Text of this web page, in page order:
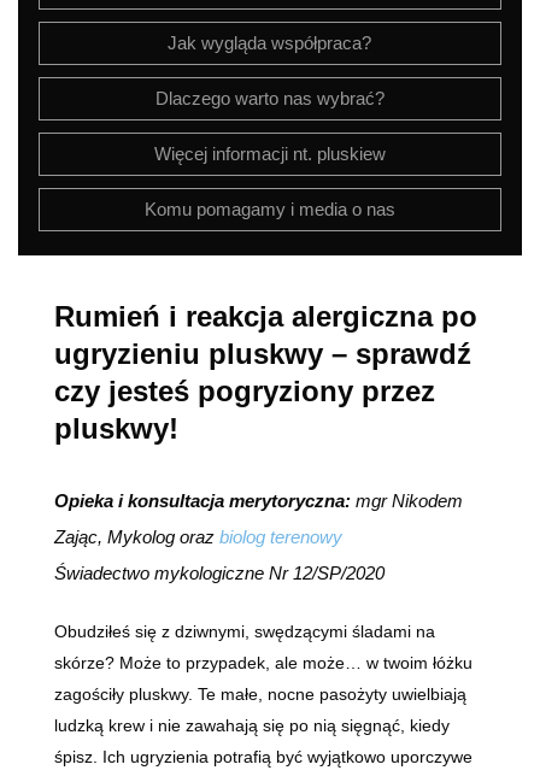
Jak wygląda współpraca?
Dlaczego warto nas wybrać?
Więcej informacji nt. pluskiew
Komu pomagamy i media o nas
Rumień i reakcja alergiczna po
ugryzieniu pluskwy – sprawdź
czy jesteś pogryziony przez
pluskwy!
Opieka i konsultacja merytoryczna:mgr Nikodem
Zając, Mykolog oraz biolog terenowy
Świadectwo mykologiczne Nr 12/SP/2020
Obudziłeś się z dziwnymi, swędzącymi śladami na
skórze? Może to przypadek, ale może… w twoim łóżku
zagościły pluskwy. Te małe, nocne pasożyty uwielbiają
ludzką krew i nie zawahają się po nią sięgnąć, kiedy
śpisz. Ich ugryzienia potrafią być wyjątkowo uporczywe